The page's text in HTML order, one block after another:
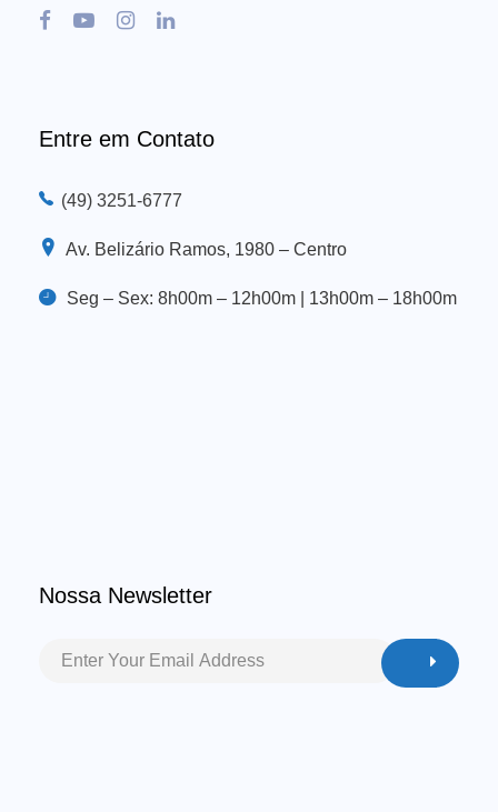
Entre em Contato
(49) 3251-6777
Av. Belizário Ramos, 1980 – Centro
Seg – Sex: 8h00m – 12h00m | 13h00m – 18h00m
Nossa Newsletter